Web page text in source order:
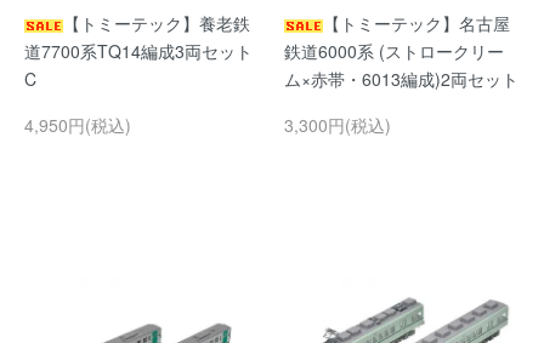
【トミーテック】養老鉄
道7700系TQ14編成3両セット
C
4,950円(税込)
【トミーテック】名古屋
鉄道6000系 (ストロークリー
ム×赤帯・6013編成)2両セット
3,300円(税込)